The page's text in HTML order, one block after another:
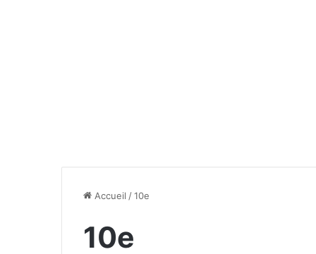
Accueil /10e
10e